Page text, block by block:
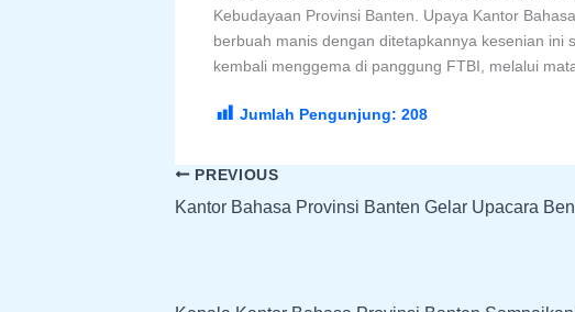
Kebudayaan Provinsi Banten. Upaya Kantor
berbuah manis dengan ditetapkannya kesenian ini
kembali menggema di panggung FTBI, melalui
Jumlah Pengunjung: 208
PREVIOUS
Kantor Bahasa Provinsi Banten Gelar Upacara